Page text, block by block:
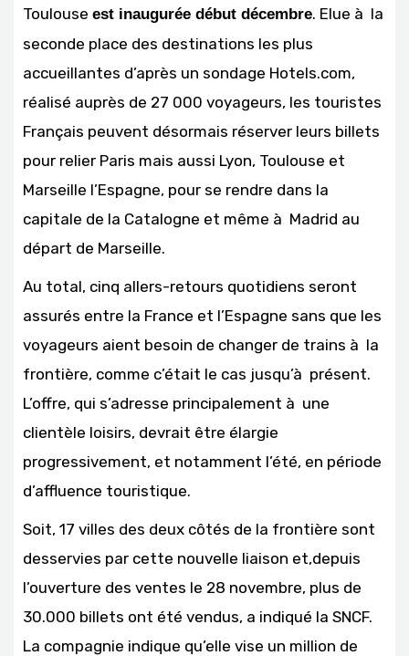
Toulouse est inaugurée début décembre. Elue à la
seconde place des destinations les plus
accueillantes d’après un sondage Hotels.com,
réalisé auprès de 27 000 voyageurs, les touristes
Français peuvent désormais réserver leurs billets
pour relier Paris mais aussi Lyon, Toulouse et
Marseille l’Espagne, pour se rendre dans la
capitale de la Catalogne et même à Madrid au
départ de Marseille.
Au total, cinq allers-retours quotidiens seront
assurés entre la France et l’Espagne sans que les
voyageurs aient besoin de changer de trains à la
frontière, comme c’était le cas jusqu’à présent.
L’offre, qui s’adresse principalement à une
clientèle loisirs, devrait être élargie
progressivement, et notamment l’été, en période
d’affluence touristique.
Soit, 17 villes des deux côtés de la frontière sont
desservies par cette nouvelle liaison et,depuis
l’ouverture des ventes le 28 novembre, plus de
30.000 billets ont été vendus, a indiqué la SNCF.
La compagnie indique qu’elle vise un million de